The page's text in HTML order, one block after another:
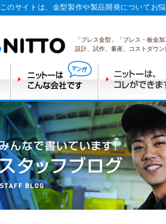
このサイトは、金型製作や製品開発についてお
「プレス金型」「プレス・板金
設計、試作、量産、コストダウ